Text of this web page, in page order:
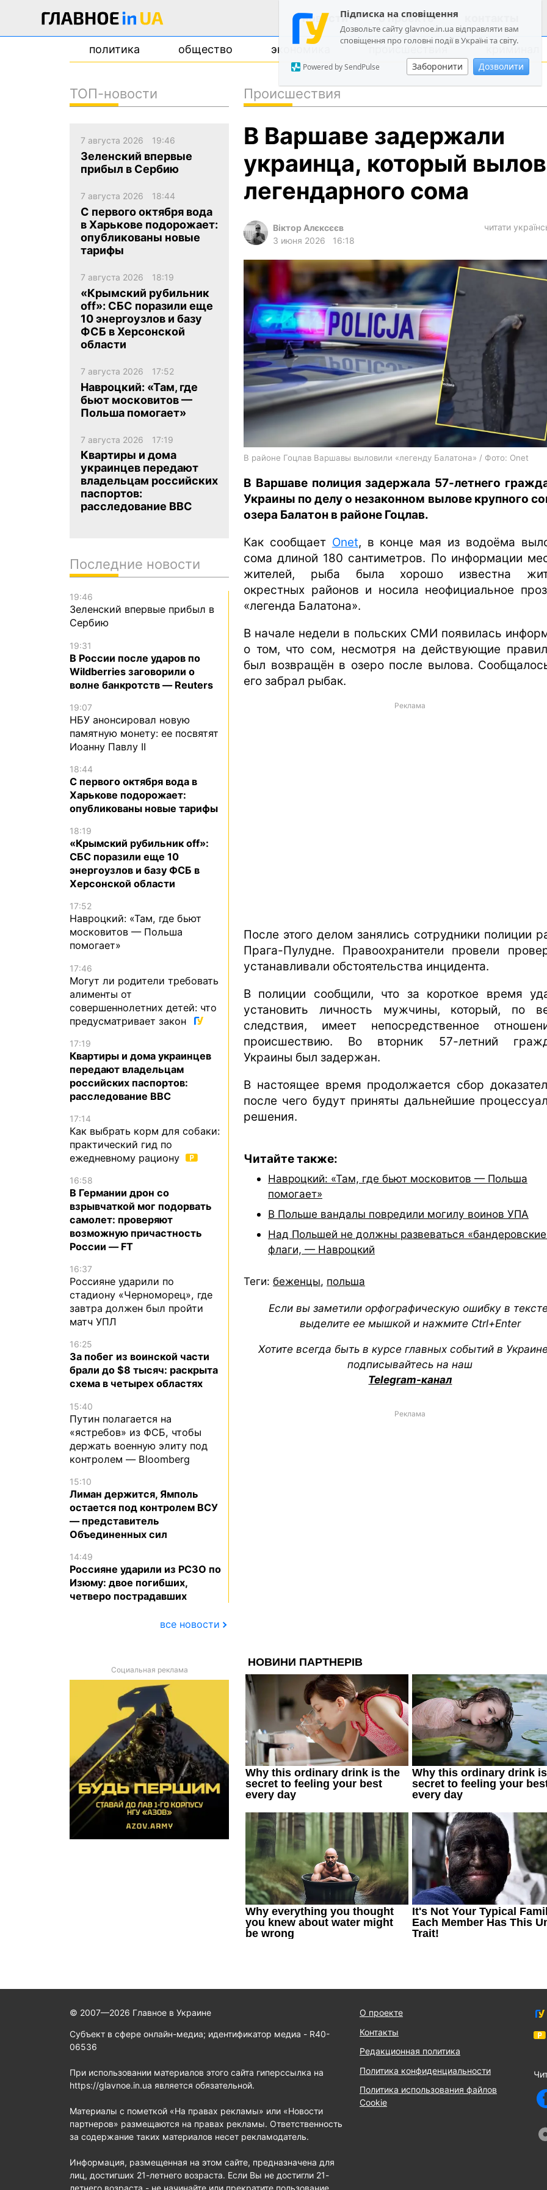
Підписка на сповіщення
Дозвольте сайту glavnoe.in.ua відправляти вам
сповіщення про головні події в Україні та світу.
Заборонити Дозволити
Powered by SendPulse
новости о проекте
политика общество экономика происшествия криминал
политика
общество
экономика
происшествия
криминал
лонгриды
харьков
архив
gambling
Происшествия
В Варшаве задержали
украинца, который
легендарного сома
Віктор Алєксєєв
3 июня 2026
16:18
читати
В районе Гоцлав Варшавы выловили «легенду Балатона» / Фото: Onet
В Варшаве полиция задержала 57-летнего
Украины по делу о незаконном вылове крупного
озера Балатон в районе Гоцлав.
Как сообщает Onet, в конце мая из водоёма
сома длиной 180 сантиметров. По информации
жителей, рыба была хорошо известна
окрестных районов и носила неофициальное
«легенда Балатона».
В начале недели в польских СМИ появилась
о том, что сом, несмотря на действующие
был возвращён в озеро после вылова.
его забрал рыбак.
Реклама
После этого делом занялись сотрудники полиции
Прага-Пулудне. Правоохранители провели
устанавливали обстоятельства инцидента.
В полиции сообщили, что за короткое время
установить личность мужчины, который, по
следствия, имеет непосредственное
происшествию. Во вторник 57-летний
Украины был задержан.
В настоящее время продолжается сбор
после чего будут приняты дальнейшие
решения.
Читайте также:
Навроцкий: «Там, где бьют московитов — Польша
помогает»
В Польше вандалы повредили могилу воинов УПА
Над Польшей не должны развеваться
флаги, — Навроцкий
Теги: беженцы, польша
Если вы заметили орфографическую ошибку в
выделите ее мышкой и нажмите Ctrl+Enter
Хотите всегда быть в курсе главных событий в
подписывайтесь на наш
Telegram-канал
Реклама
ТОП-новости
7 августа 2026 19:46
Зеленский впервые
прибыл в Сербию
7 августа 2026 18:44
С первого октября вода
в Харькове подорожает:
опубликованы новые
тарифы
7 августа 2026 18:19
«Крымский рубильник
off»: СБС поразили еще
10 энергоузлов и базу
ФСБ в Херсонской
области
7 августа 2026 17:52
Навроцкий: «Там, где
бьют московитов —
Польша помогает»
7 августа 2026 17:19
Квартиры и дома
украинцев передают
владельцам российских
паспортов:
расследование BBC
Последние новости
19:46
Зеленский впервые прибыл в
Сербию
19:31
В России после ударов по
Wildberries заговорили о
волне банкротств — Reuters
19:07
НБУ анонсировал новую
памятную монету: ее посвятят
Иоанну Павлу II
18:44
С первого октября вода в
Харькове подорожает:
опубликованы новые тарифы
18:19
«Крымский рубильник off»:
СБС поразили еще 10
энергоузлов и базу ФСБ в
Херсонской области
17:52
Навроцкий: «Там, где бьют
московитов — Польша
помогает»
17:46
Могут ли родители требовать
алименты от
совершеннолетних детей: что
предусматривает закон
17:19
Квартиры и дома украинцев
передают владельцам
российских паспортов:
расследование BBC
17:14
Как выбрать корм для собаки:
практический гид по
ежедневному рациону
16:58
В Германии дрон со
взрывчаткой мог подорвать
самолет: проверяют
возможную причастность
России — FT
16:37
Россияне ударили по
стадиону «Черноморец», где
завтра должен был пройти
матч УПЛ
16:25
За побег из воинской части
брали до $8 тысяч: раскрыта
схема в четырех областях
15:40
Путин полагается на
«ястребов» из ФСБ, чтобы
держать военную элиту под
контролем — Bloomberg
15:10
Лиман держится, Ямполь
остается под контролем ВСУ
— представитель
Объединенных сил
14:49
Россияне ударили из РСЗО по
Изюму: двое погибших,
четверо пострадавших
все новости
Социальная реклама
© 2007—2026 Главное в Украине
Субъект в сфере онлайн-медиа; идентификатор медиа - R40-
06536
При использовании материалов этого сайта гиперссылка на
https://glavnoe.in.ua является обязательной.
Материалы с пометкой «На правах рекламы» или «Новости
партнеров» размещаются на правах рекламы. Ответственность
за содержание таких материалов несет рекламодатель.
Информация, размещенная на этом сайте, предназначена для
лиц, достигших 21-летнего возраста. Если Вы не достигли 21-
летнего возраста - не начинайте или прекратите пользование
О проекте
Контакты
Редакционная политика
Политика конфиденциальности
Политика использования файлов
Cookie